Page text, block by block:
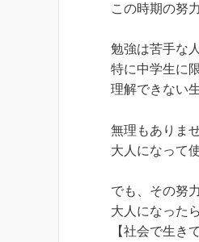
この時期の努
勉強は苦手な
特に中学生に
理解できない
無理もありませ
大人になって
でも、その努
大人になった
【社会で生き